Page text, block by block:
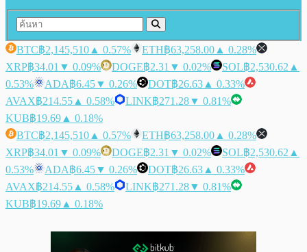
BTC฿2,145,510 ▲ 0.57% ETH฿63,258.00 ▲ 0.28%
XRP฿34.01 ▼ 0.09% DOGE฿2.31 ▼ 0.02% SOL฿2,530.62 ▲
0.53%
ADA฿6.45▼ 0.26% DOT฿26.63 ▲ 0.33%
AVAX฿214.55 ▲ 0.58% LINK฿271.28▼ 0.81%
KUB฿19.69 ▲ 0.18%
BTC฿2,145,510 ▲ 0.57% ETH฿63,258.00 ▲ 0.28%
XRP฿34.01 ▼ 0.09% DOGE฿2.31 ▼ 0.02% SOL฿2,530.62 ▲
0.53%
ADA฿6.45▼ 0.26% DOT฿26.63 ▲ 0.33%
AVAX฿214.55 ▲ 0.58% LINK฿271.28▼ 0.81%
KUB฿19.69 ▲ 0.18%